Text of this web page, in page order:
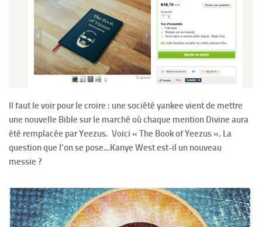
Il faut le voir pour le croire : une société yankee vient de mettre
une nouvelle Bible sur le marché où chaque mention Divine aura
été remplacée par Yeezus. Voici « The Book of Yeezus ». La
question que l’on se pose…Kanye West est-il un nouveau
messie ?